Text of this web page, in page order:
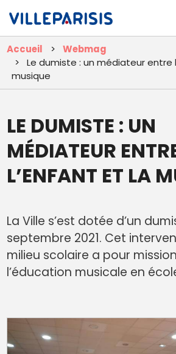
contenu
Accueil
Webmag
Le dumiste : un médiateur entre
musique
LE DUMISTE : UN
MÉDIATEUR
L’ENFANT ET LA
La Ville s’est dotée d’un
septembre 2021. Cet
milieu scolaire a pour
l’éducation musicale en